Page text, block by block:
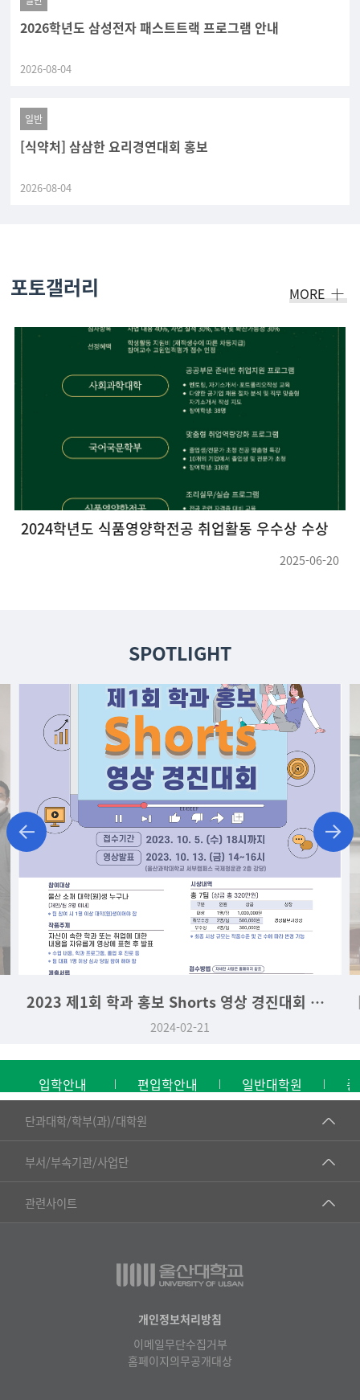
2026학년도 삼성전자 패스트트랙 프로그램 안내
2026-08-04
일반
[식약처] 삼삼한 요리경연대회 홍보
2026-08-04
포토갤러리 MORE
2024학년도 식품영양학전공 취업활동 우수상 수상
2025-06-20
SPOTLIGHT
2023 제1회 학과 홍보 Shorts 영상 경진대회 대상
2024-02-21
입학안내 편입학안내 일반대학원
단과대학/학부(과)/대학원
■인문대학
▷국어국문학부
▷일본어·일본학과
▷프랑스어·프랑스학과
부서/부속기관/사업단
공동기기센터
공학교육혁신센터
물리BK 미래혁신응집물질물리인재교육연구단
관련사이트
건강가정지원센터
교수협의회
온라인 기술거래 플랫폼
개인정보처리방침
이메일무단수집거부
홈페이지의무공개대상